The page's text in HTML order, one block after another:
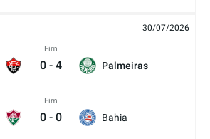
30/07/2026
Fim
0 - 4 Palmeiras
Fim
0 - 0 Bahia